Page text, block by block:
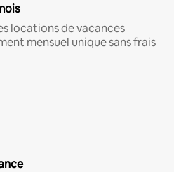
locations de vacances
mensuel unique sans frais